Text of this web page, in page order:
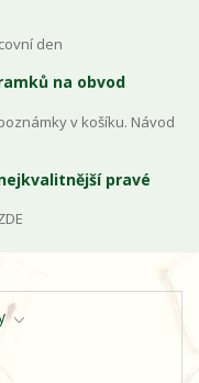
den
na obvod
v košíku. Návod
pravé